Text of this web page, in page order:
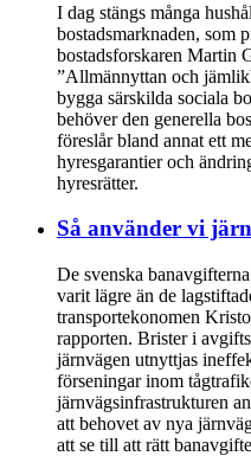
I dag stängs många
bostadsmarknaden, som
bostadsforskaren Martin
”Allmännyttan och
bygga särskilda sociala
behöver den generella
föreslår bland annat ett
hyresgarantier och
hyresrätter.
Så använder vi
De svenska
varit lägre än de
transportekonomen
rapporten. Brister i
järnvägen utnyttjas
förseningar inom
järnvägsinfrastrukturen
att behovet av nya
att se till att rätt